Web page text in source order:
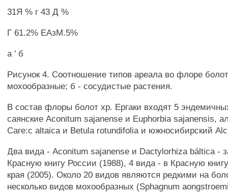
31Я % г 43 Д %
Г 61.2% ЕАзМ.5%
а ' б
Рисунок 4. Соотношение типов ареала во флоре
мохообразные; б - сосудистые растения.
В состав флоры болот хр. Ергаки входят 5
саянские Aconitum sajanense и Euphorbia sajanensis,
Care:с altaica и Betula rotundifolia и южносибирский
Два вида - Aconitum sajanense и Dactylorhiza báltica -
Красную книгу России (1988), 4 вида - в Красную
края (2005). Около 20 видов являются редкими на
несколько видов мохообразных (Sphagnum